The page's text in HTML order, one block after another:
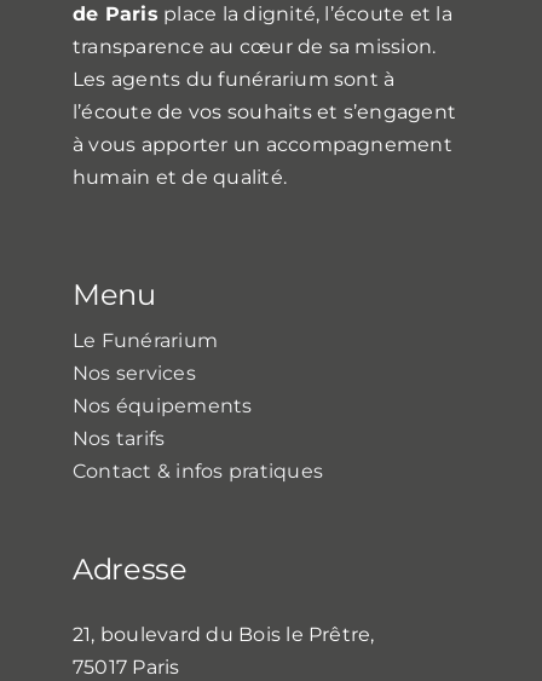
de Paris place la dignité, l’écoute et la
transparence au cœur de sa mission.
Les agents du funérarium sont à
l’écoute de vos souhaits et s’engagent
à vous apporter un accompagnement
humain et de qualité.
Menu
Le Funérarium
Nos services
Nos équipements
Nos tarifs
Contact & infos pratiques
Adresse
21, boulevard du Bois le Prêtre,
75017 Paris